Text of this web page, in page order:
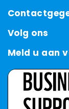
Volg ons
Meld u aan